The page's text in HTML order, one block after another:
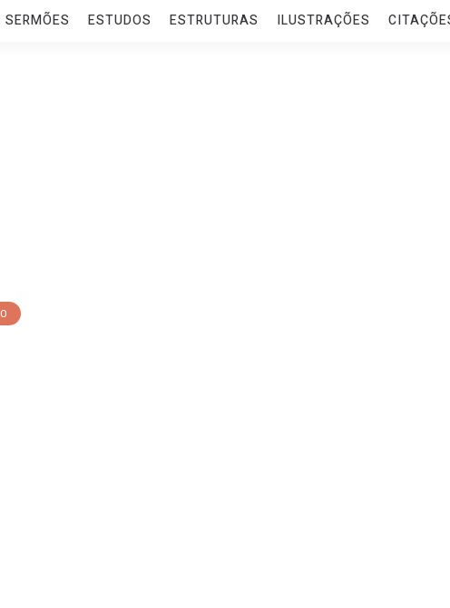
SERMÕES ESTUDOS ESTRUTURAS ILUSTRAÇÕES